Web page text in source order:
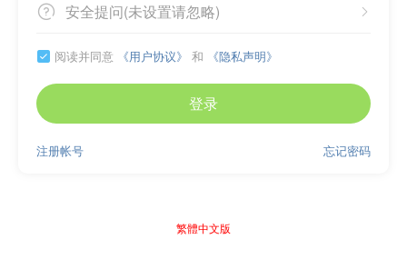
 
安全提问(未设置请忽略)
 阅读并同意 《用户协议》 和 《隐私声明》
登录
忘记密码
注册帐号
繁體中文版